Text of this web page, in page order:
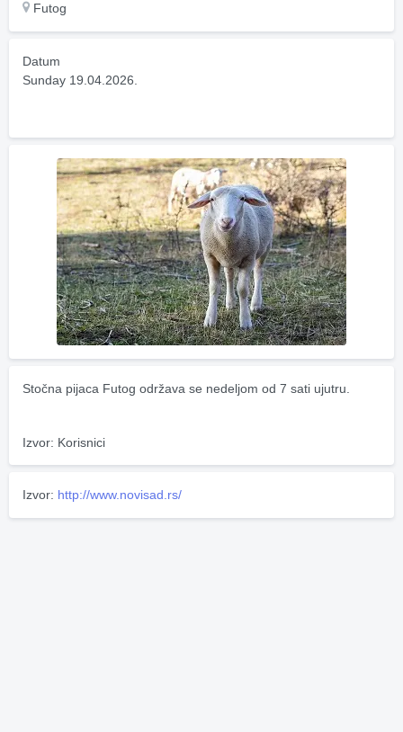
Futog
Datum
Sunday 19.04.2026.
Stočna pijaca Futog održava se nedeljom od 7 sati ujutru.
Izvor: Korisnici
Izvor: http://www.novisad.rs/